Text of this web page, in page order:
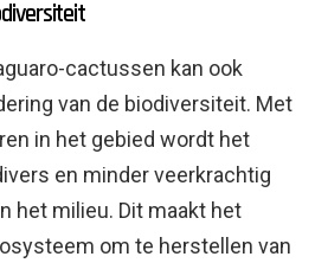
cactussen kan ook
van de biodiversiteit. Met
in het gebied wordt het
en minder veerkrachtig
het milieu. Dit maakt het
om te herstellen van